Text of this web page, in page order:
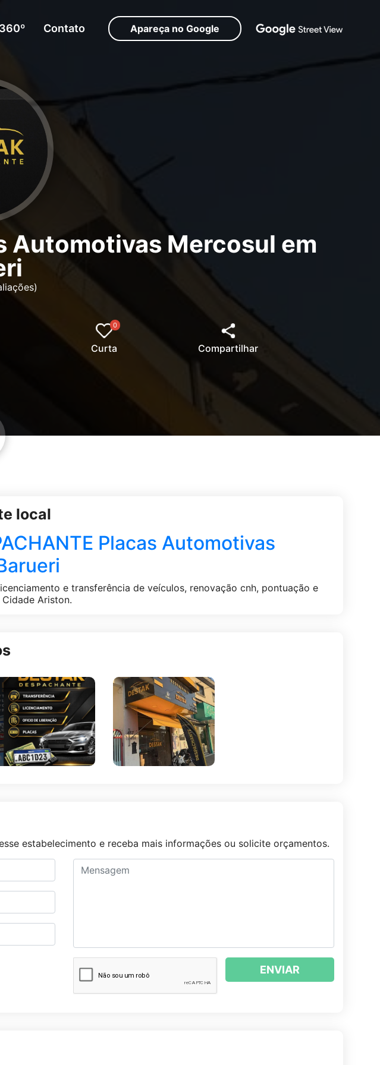
Contato Apareça no Google
Automotivas Mercosul em
0
Curta Compartilhar
local
Placas Automotivas
e transferência de veículos, renovação cnh, pontuação e
Ariston.
estabelecimento e receba mais informações ou solicite orçamentos.
ENVIAR